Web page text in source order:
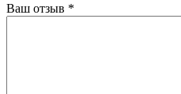
Ваш отзыв *